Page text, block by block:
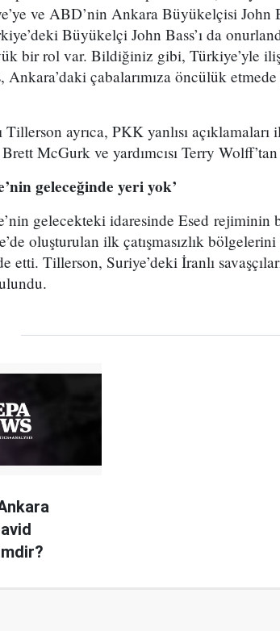
ve ABD’nin Ankara Büyükelçisi John
Büyükelçi John Bass’ı da
bir rol var. Bildiğiniz gibi, Türkiye’yle
çabalarımıza öncülük
Tillerson ayrıca, PKK yanlısı
McGurk ve yardımcısı Terry
geleceğinde yeri yok’
gelecekteki idaresinde Esed rejiminin
oluşturulan ilk çatışmasızlık
etti. Tillerson, Suriye’deki İranlı